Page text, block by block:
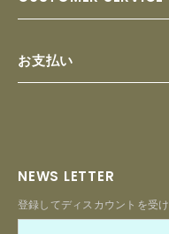
お支払い
NEWS LETTER
登録してディスカウントを受